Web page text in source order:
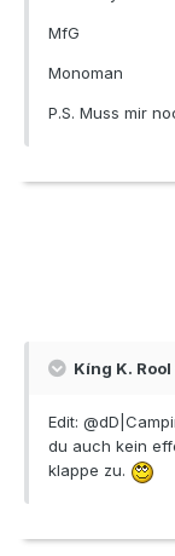
MfG
Monoman
P.S. Muss mir
Kíng K.
Edit:
du auch kein
klappe zu.